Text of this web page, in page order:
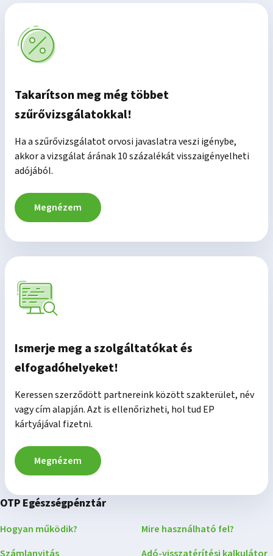
Takarítson meg még többet
szűrővizsgálatokkal!
Ha a szűrővizsgálatot orvosi javaslatra veszi igénybe,
akkor a vizsgálat árának 10 százalékát visszaigényelheti
adójából.
Megnézem
Ismerje meg a szolgáltatókat és
elfogadóhelyeket!
Keressen szerződött partnereink között szakterület, név
vagy cím alapján. Azt is ellenőrizheti, hol tud EP
kártyájával fizetni.
Megnézem
OTP Egészségpénztár
Hogyan működik?
Mire használható fel?